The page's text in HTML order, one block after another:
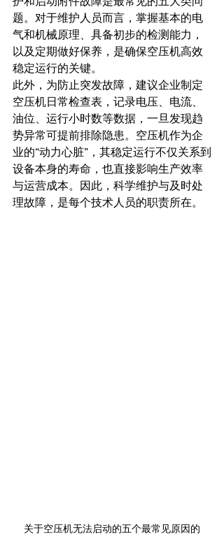
题。对于维护人员而言，掌握基本的电
气和机械原理、具备初步的检测能力，
以及定期做好保养，是确保空压机高效
稳定运行的关键。
此外，为防止突发故障，建议企业制定
空压机日常检查表，记录电压、电流、
油位、运行小时数等数据，一旦发现趋
势异常可提前排除隐患。空压机作为企
业的“动力心脏”，其稳定运行不仅关系到
设备本身的寿命，也直接影响生产效率
与运营成本。因此，科学维护与及时处
理故障，是每个技术人员的职责所在。
关于空压机无法启动的五个最常见原因的